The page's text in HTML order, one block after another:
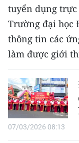
TRI THỨC
54 DÂN TỘC VIỆT
CHƯƠNG TRÌNH
RADIO
MEDIA CENTER
tuyển dụng
Trường đại học
thông tin các
làm được giới
07/03/2026 08:13